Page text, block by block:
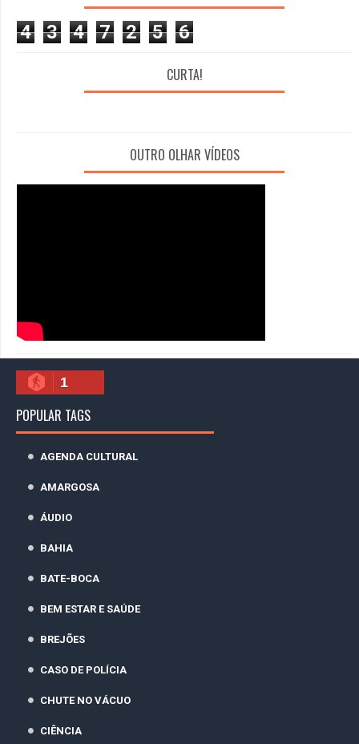
4 3 4 7 2 5 6
CURTA!
OUTRO OLHAR VÍDEOS
1
POPULAR TAGS
AGENDA CULTURAL
AMARGOSA
ÁUDIO
BAHIA
BATE-BOCA
BEM ESTAR E SAÚDE
BREJÕES
CASO DE POLÍCIA
CHUTE NO VÁCUO
CIÊNCIA